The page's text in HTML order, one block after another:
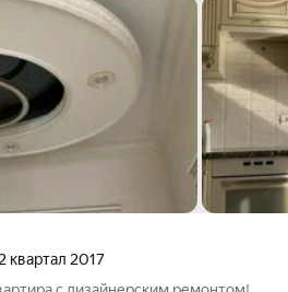
квартал 2017